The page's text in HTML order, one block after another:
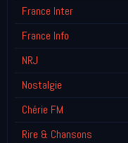
France Inter
France Info
NRJ
Nostalgie
Chérie FM
Rire & Chansons